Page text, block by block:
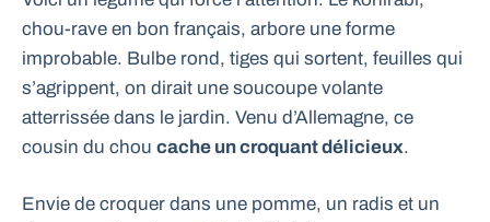
chou-rave en bon français, arbore une forme
improbable. Bulbe rond, tiges qui sortent, feuilles qui
s’agrippent, on dirait une soucoupe volante
atterrissée dans le jardin. Venu d’Allemagne, ce
cousin du chou cache un croquant délicieux.
Envie de croquer dans une pomme, un radis et un